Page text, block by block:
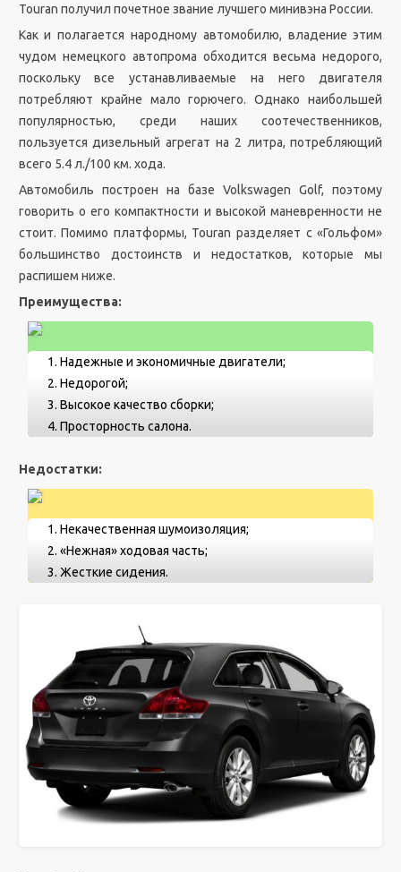
Touran получил почетное звание лучшего минивэна России.
Как и полагается народному автомобилю, владение этим
чудом немецкого автопрома обходится весьма недорого,
поскольку все устанавливаемые на него двигателя
потребляют крайне мало горючего. Однако наибольшей
популярностью, среди наших соотечественников,
пользуется дизельный агрегат на 2 литра, потребляющий
всего 5.4 л./100 км. хода.
Автомобиль построен на базе Volkswagen Golf, поэтому
говорить о его компактности и высокой маневренности не
стоит. Помимо платформы, Touran разделяет с «Гольфом»
большинство достоинств и недостатков, которые мы
распишем ниже.
Преимущества:
Надежные и экономичные двигатели;
Недорогой;
Высокое качество сборки;
Просторность салона.
Недостатки:
Некачественная шумоизоляция;
«Нежная» ходовая часть;
Жесткие сидения.